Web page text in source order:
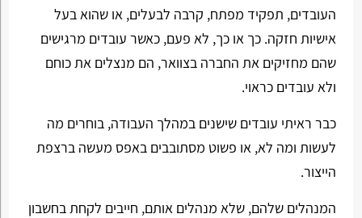
העובדים, תפקיד מפתח, קרבה לבעלים, או שהוא בעל
אישיות חזקה. כך או כך, לא פעם, כאשר עובדים מרגישים
שהם מחזיקים את החברה בצוואר, הם מנצלים את כוחם
ולא עובדים כראוי.
כבר ראיתי עובדים שישנים במהלך העבודה, בוחרים מה
לעשות ומה לא, או פשוט מסתובבים באפס מעשה ברצפת
הייצור.
המנהלים שלהם, שלא מנהלים אותם, חייבים לקחת בחשבון